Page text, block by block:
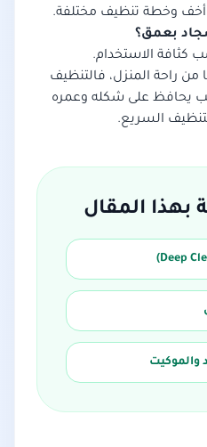
أخف وخطة تنظيف مختلفة.
بعمق؟
من راحة المنزل، فالتنظيف
يحافظ على شكله وعمره
السريع.
بهذا المقال
والموكيت